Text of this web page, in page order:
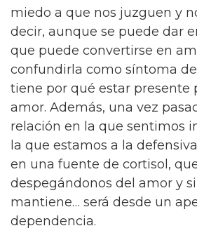
miedo a que nos juzguen y
decir, aunque se puede dar
que puede convertirse en
confundirla como síntoma
tiene por qué estar presente
amor. Además, una vez
relación en la que sentimos
la que estamos a la
en una fuente de cortisol,
despegándonos del amor y
mantiene… será desde un
dependencia.